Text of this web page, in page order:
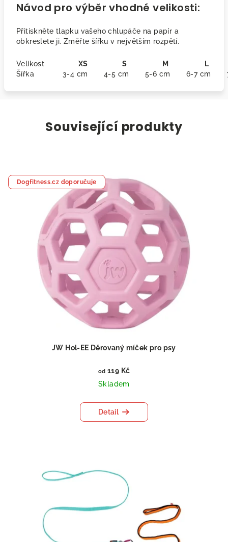
Návod pro výběr vhodné velikosti:
Přitiskněte tlapku vašeho chlupáče na papír a
obkreslete ji. Změřte šířku v největším rozpětí.
Velikost XS S M
L
Šířka
3-4 cm 4-5 cm 5-6 cm 6-7 cm
Související produkty
Dogfitness.cz doporučuje
JW Hol-EE Děrovaný míček pro psy
od 119 Kč
Skladem
Detail